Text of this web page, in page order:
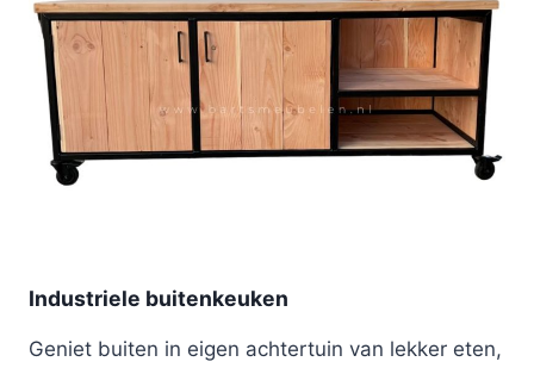
Industriele buitenkeuken
Geniet buiten in eigen achtertuin van lekker eten,